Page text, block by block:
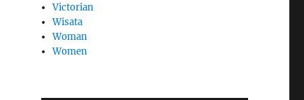
Victorian
Wisata
Woman
Women